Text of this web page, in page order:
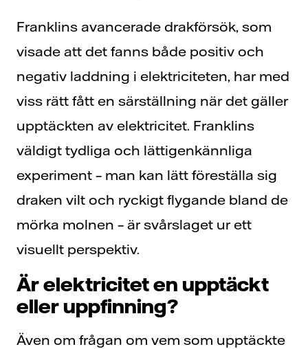
Franklins avancerade drakförsök, som
visade att det fanns både positiv och
negativ laddning i elektriciteten, har med
viss rätt fått en särställning när det gäller
upptäckten av elektricitet. Franklins
väldigt tydliga och lättigenkännliga
experiment – man kan lätt föreställa sig
draken vilt och ryckigt flygande bland de
mörka molnen – är svårslaget ur ett
visuellt perspektiv.
Är elektricitet en upptäckt
eller uppfinning?
Även om frågan om vem som upptäckte